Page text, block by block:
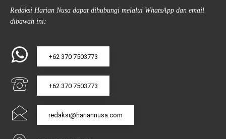
Redaksi Harian Nusa dapat dihubungi melalui WhatsApp dan email
dibawah ini:
+62 370 7503773
+62 370 7503773
redaksi@hariannusa.com